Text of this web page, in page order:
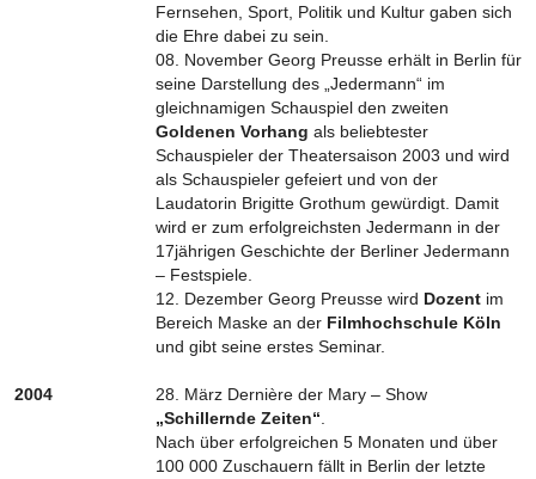
Fernsehen, Sport, Politik und Kultur gaben sich
die Ehre dabei zu sein.
08. November Georg Preusse erhält in Berlin für
seine Darstellung des „Jedermann“ im
gleichnamigen Schauspiel den zweiten
Goldenen Vorhang als beliebtester
Schauspieler der Theatersaison 2003 und wird
als Schauspieler gefeiert und von der
Laudatorin Brigitte Grothum gewürdigt. Damit
wird er zum erfolgreichsten Jedermann in der
17jährigen Geschichte der Berliner Jedermann
– Festspiele.
12. Dezember Georg Preusse wird Dozent im
Bereich Maske an der Filmhochschule Köln
und gibt seine erstes Seminar.
2004
28. März Dernière der Mary – Show
„Schillernde Zeiten“
Nach über erfolgreichen 5 Monaten und über
100 000 Zuschauern fällt in Berlin der letzte